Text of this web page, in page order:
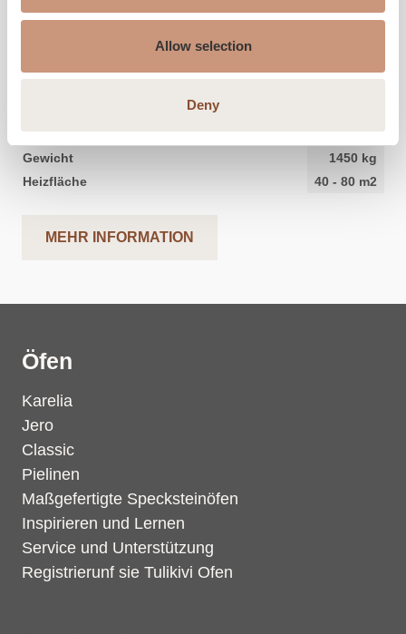
Allow selection
Deny
KTU1410/1
Tiefe
739mm
Gewicht
1450 kg
Heizfläche
40 - 80 m2
MEHR INFORMATION
Öfen
Karelia
Jero
Classic
Pielinen
Maßgefertigte Specksteinöfen
Inspirieren und Lernen
Service und Unterstützung
Registrierunf sie Tulikivi Ofen